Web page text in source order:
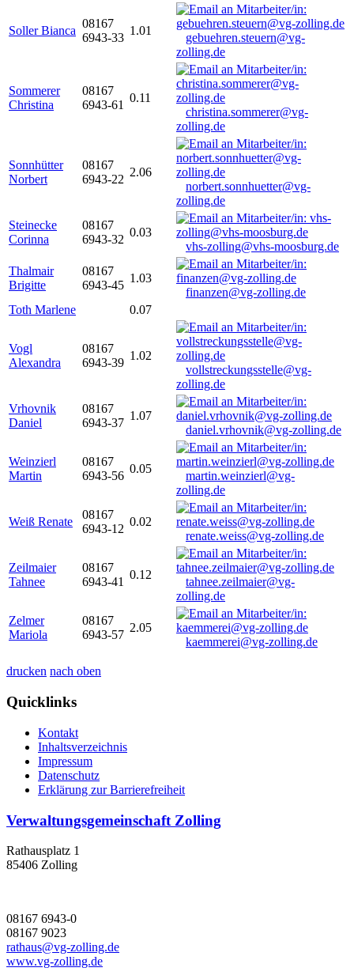
Soller Bianca
08167
6943-33
1.01
gebuehren.steuern@vg-
zolling.de
Sommerer
Christina
08167
6943-61
0.11
christina.sommerer@vg-
zolling.de
Sonnhütter
Norbert
08167
6943-22
2.06
norbert.sonnhuetter@vg-
zolling.de
Steinecke
Corinna
08167
6943-32
0.03
vhs-zolling@vhs-moosburg.de
Thalmair
Brigitte
08167
6943-45
1.03
finanzen@vg-zolling.de
Toth Marlene
0.07
Vogl
Alexandra
08167
6943-39
1.02
vollstreckungsstelle@vg-
zolling.de
Vrhovnik
Daniel
08167
6943-37
1.07
daniel.vrhovnik@vg-zolling.de
Weinzierl
Martin
08167
6943-56
0.05
martin.weinzierl@vg-
zolling.de
Weiß Renate
08167
6943-12
0.02
renate.weiss@vg-zolling.de
Zeilmaier
Tahnee
08167
6943-41
0.12
tahnee.zeilmaier@vg-
zolling.de
Zelmer
Mariola
08167
6943-57
2.05
kaemmerei@vg-zolling.de
drucken nach oben
Quicklinks
Kontakt
Inhaltsverzeichnis
Impressum
Datenschutz
Erklärung zur Barrierefreiheit
Verwaltungsgemeinschaft Zolling
Rathausplatz 1
85406 Zolling
08167 6943-0
08167 9023
rathaus@vg-zolling.de
www.vg-zolling.de